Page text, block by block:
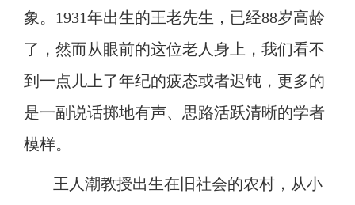
象。 1931年出生的王老先生，已经88岁高龄
了，然而从眼前的这位老人身上，我们看不
到一点儿上了年纪的疲态或者迟钝，更多的
是一副说话掷地有声、思路活跃清晰的学者
模样。
王人潮教授出生在旧社会的农村，从小